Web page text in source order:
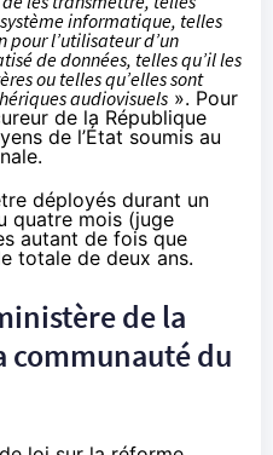
informatique, telles
pour l’utilisateur d’un
de données, telles qu’il les
ou telles qu’elles sont
audiovisuels ». Pour
de la République
de l’État soumis au
déployés durant un
quatre mois (juge
autant de fois que
totale de deux ans.
de la
communauté du